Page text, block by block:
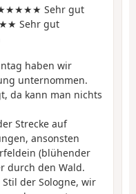
Sehr gut
Sehr gut
haben wir
unternommen.
da kann man nichts
Strecke auf
ansonsten
(blühender
durch den Wald.
der Sologne, wir